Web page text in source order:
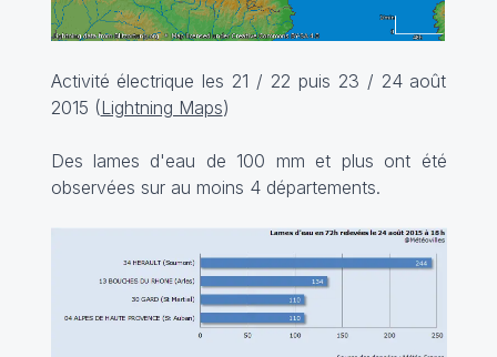
Activité électrique les 21 / 22 puis 23 / 24 août
2015 (Lightning Maps)
Des lames d'eau de 100 mm et plus ont été
observées sur au moins 4 départements.